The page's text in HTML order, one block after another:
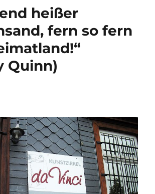
heißer
fern so fern
Quinn)